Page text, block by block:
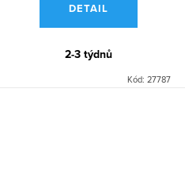
DETAIL
2-3 týdnů
Kód: 27787